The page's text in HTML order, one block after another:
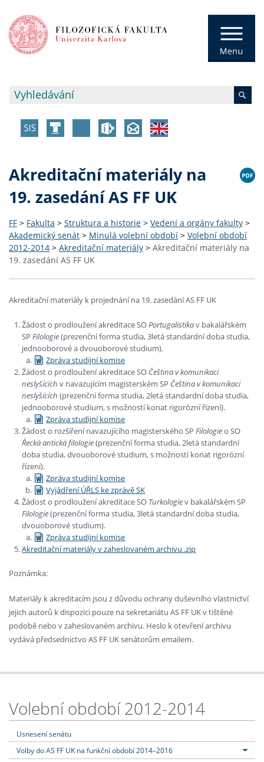
Akreditační materiály na
19. zasedání AS FF UK
FF > Fakulta > Struktura a historie > Vedení a orgány fakulty >
Akademický senát > Minulá volební období > Volební období
2012-2014 > Akreditační materiály > Akreditační materiály na
19. zasedání AS FF UK
Akreditační materiály k projednání na 19. zasedání AS FF UK
Žádost o prodloužení akreditace SOPortugalistikav bakalářském
SPFilologie(prezenční forma studia, 3letá standardní doba studia,
jednooborové a dvouoborové studium).
Zpráva studijní komise
Žádost o prodloužení akreditace SO Čeština v komunikaci
neslyšících v navazujícím magisterském SP Čeština v komunikaci
neslyšících (prezenční forma studia, 2letá standardní doba studia,
jednooborové studium, s možností konat rigorózní řízení).
Zpráva studijní komise
Žádost o rozšíření navazujícího magisterského SPFilologieo SO
Řecká antická filologie(prezenční forma studia, 2letá standardní
doba studia, dvouoborové studium, s možností konat rigorózní
řízení).
Zpráva studijní komise
Vyjádření ÚŘLS ke zprávě SK
Žádost o prodloužení akreditace SO Turkologiev bakalářském SP
Filologie(prezenční forma studia, 3letá standardní doba studia,
dvouoborové studium).
Zpráva studijní komise
Akreditační materiály v zaheslovaném archivu .zip
Poznámka:
Materiály k akreditacím jsou z důvodu ochrany duševního vlastnictví
jejich autorů k dispozici pouze na sekretariátu AS FF UK v tištěné
podobě nebo v zaheslovaném archivu. Heslo k otevření archivu
vydává předsednictvo AS FF UK senátorům emailem.
Volební období 2012-2014
Usnesení senátu
Volby do AS FF UK na funkční období 2014–2016